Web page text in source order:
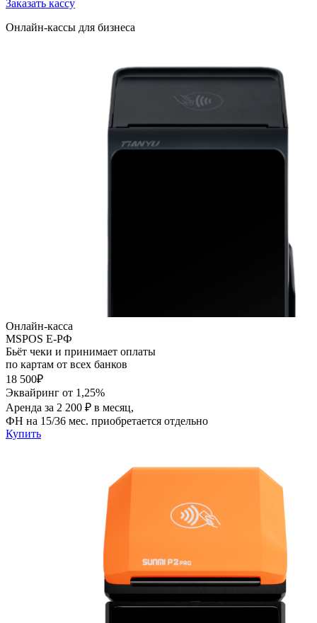
Заказать кассу
Онлайн-кассы для бизнеса
Онлайн-касса
MSPOS E-PФ
Бьёт чеки и принимает оплаты
по картам от всех банков
18 500₽
Эквайринг от 1,25%
Аренда за 2 200 ₽ в месяц,
ФН на 15/36 мес. приобретается отдельно
Купить